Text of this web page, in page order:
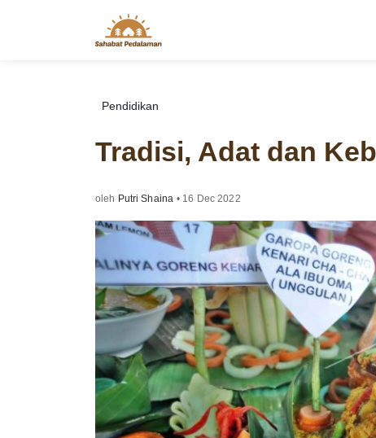
Pendidikan
Tradisi, Adat dan
oleh Putri Shaina • 16 Dec 2022